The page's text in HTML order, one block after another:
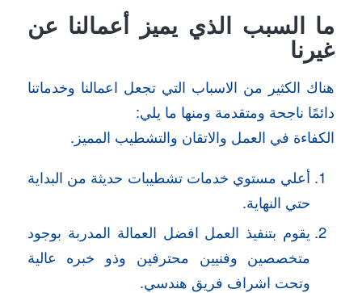
ما السبب الذي يميز أعمالنا عن
غيرنا
هناك الكثير من الاسباب التي تجعل اعمالنا وخدماتنا
دائمًا ناجحة ومتقدمة ومنها ما يلي:
الكفاءة في العمل والاتقان والتشطيب المميز.
أعلي مستوي خدمات تشطيبات حديثة من البداية
حتي النهاية.
يقوم بتنفيذ العمل افضل العمالة المدربة بوجود
متخصصين وفنيين محترفين وذو خبره عالية
وتحت اشراف فريق هندسي.